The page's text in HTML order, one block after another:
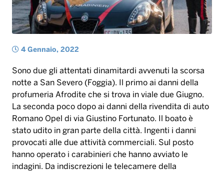
4 Gennaio, 2022
Sono due gli attentati dinamitardi avvenuti la scorsa
notte a San Severo (Foggia). Il primo ai danni della
profumeria Afrodite che si trova in viale due Giugno.
La seconda poco dopo ai danni della rivendita di auto
Romano Opel di via Giustino Fortunato. Il boato è
stato udito in gran parte della città. Ingenti i danni
provocati alle due attività commerciali. Sul posto
hanno operato i carabinieri che hanno avviato le
indagini. Da indiscrezioni le telecamere della